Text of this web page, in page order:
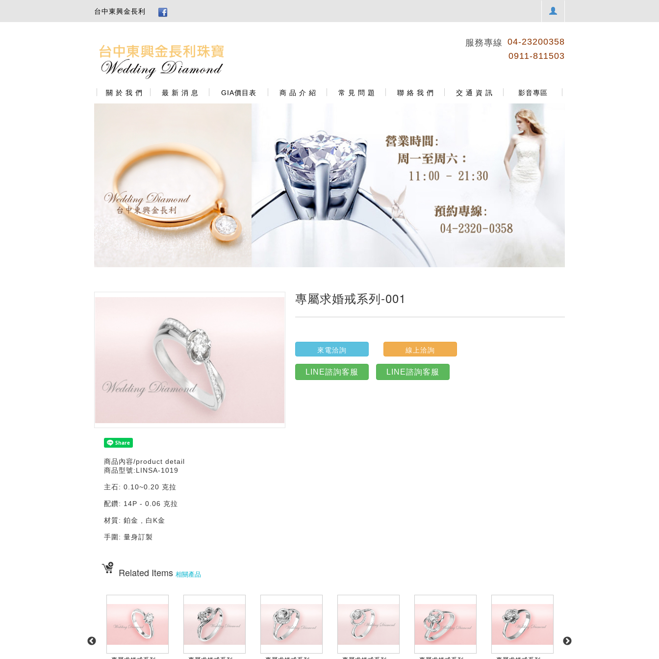
台中東興金長利
服務專線 04-23200358
0911-811503
關 於 我 們 最 新 消 息 GIA價目表 商 品 介 紹 常 見 問 題 聯 絡 我 們 交 通 資 訊 影音專區
專屬求婚戒系列-001
來電洽詢 線上洽詢
LINE諮詢客服 LINE諮詢客服
商品內容/product detail
商品型號:LINSA-1019
主石: 0.10~0.20 克拉
配鑽: 14P - 0.06 克拉
材質: 鉑金 , 白K金
手圍: 量身訂製
Related Items 相關產品